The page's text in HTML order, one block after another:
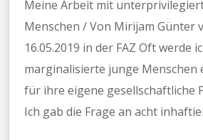
Meine Arbeit mit
Menschen / Von Mirijam Günter
16.05.2019 in der FAZ Oft werde
marginalisierte junge Menschen
für ihre eigene gesellschaftliche
Ich gab die Frage an acht